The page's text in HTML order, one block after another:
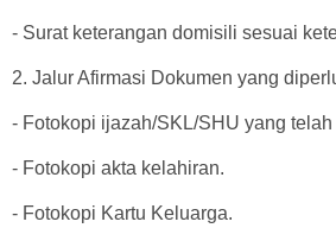
- Surat keterangan domisili sesuai
2. Jalur Afirmasi Dokumen yang
- Fotokopi ijazah/SKL/SHU yang
- Fotokopi akta kelahiran.
- Fotokopi Kartu Keluarga.